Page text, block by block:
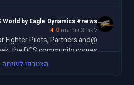
World by Eagle Dynamics #news
לפני 3 שבועות 📎 4
of one of our own. Operation
World by Eagle Dynamics #news
הצטרפו